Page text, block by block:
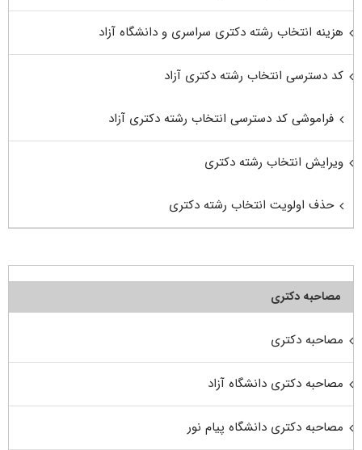
هزینه انتخاب رشته دکتری سراسری و دانشگاه آزاد
کد دسترسی انتخاب رشته دکتری آزاد
فراموشی کد دسترسی انتخاب رشته دکتری آزاد
ویرایش انتخاب رشته دکتری
حذف اولویت انتخاب رشته دکتری
مصاحبه دکتری
مصاحبه دکتری
مصاحبه دکتری دانشگاه آزاد
مصاحبه دکتری دانشگاه پیام نور